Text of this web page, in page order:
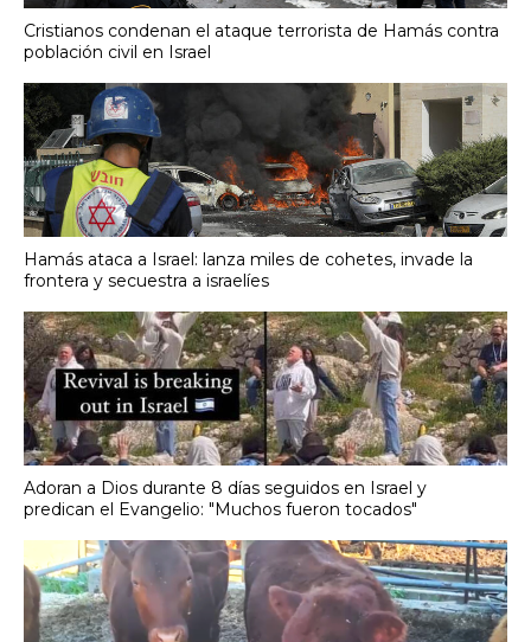
Cristianos condenan el ataque terrorista de Hamás contra
población civil en Israel
Hamás ataca a Israel: lanza miles de cohetes, invade la
frontera y secuestra a israelíes
Adoran a Dios durante 8 días seguidos en Israel y
predican el Evangelio: "Muchos fueron tocados"